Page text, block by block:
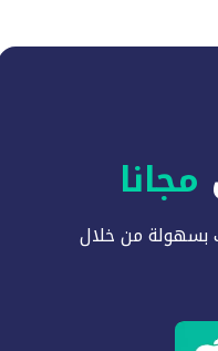
مجانا
من خلال